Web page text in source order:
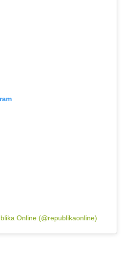
Online (@republikaonline)